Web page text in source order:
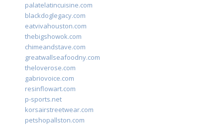
palatelatincuisine.com
blackdoglegacy.com
eatvivahouston.com
thebigshowok.com
chimeandstave.com
greatwallseafoodny.com
theloverose.com
gabriovoice.com
resinflowart.com
p-sports.net
korsairstreetwear.com
petshopallston.com